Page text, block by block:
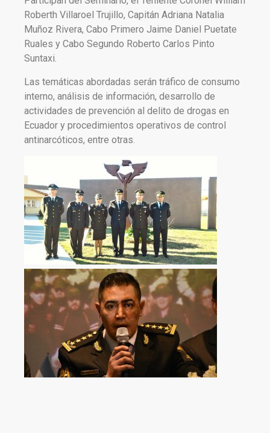
Roberth Villaroel Trujillo, Capitán Adriana Natalia
Muñoz Rivera, Cabo Primero Jaime Daniel Puetate
Ruales y Cabo Segundo Roberto Carlos Pinto
Suntaxi.
Las temáticas abordadas serán tráfico de consumo
interno, análisis de información, desarrollo de
actividades de prevención al delito de drogas en
Ecuador y procedimientos operativos de control
antinarcóticos, entre otras.